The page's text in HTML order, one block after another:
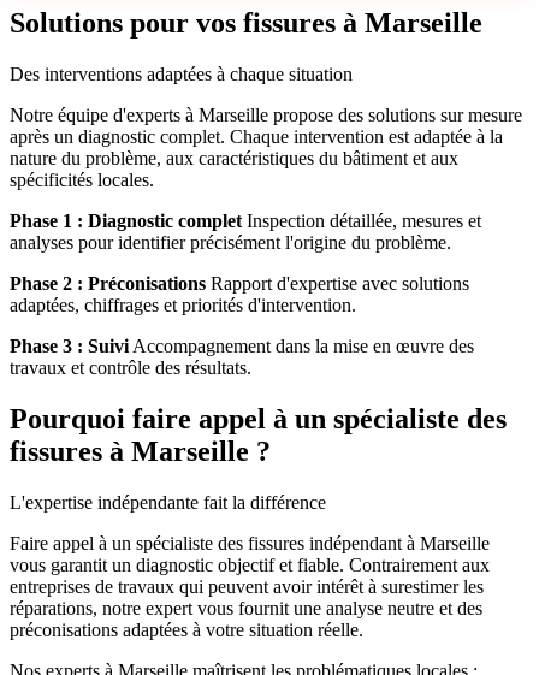
Solutions pour vos fissures à Marseille
Des interventions adaptées à chaque situation
Notre équipe d'experts à Marseille propose des solutions sur mesure
après un diagnostic complet. Chaque intervention est adaptée à la
nature du problème, aux caractéristiques du bâtiment et aux
spécificités locales.
Phase 1 : Diagnostic complet Inspection détaillée, mesures et
analyses pour identifier précisément l'origine du problème.
Phase 2 : Préconisations Rapport d'expertise avec solutions
adaptées, chiffrages et priorités d'intervention.
Phase 3 : Suivi Accompagnement dans la mise en œuvre des
travaux et contrôle des résultats.
Pourquoi faire appel à un spécialiste des
fissures à Marseille ?
L'expertise indépendante fait la différence
Faire appel à un spécialiste des fissures indépendant à Marseille
vous garantit un diagnostic objectif et fiable. Contrairement aux
entreprises de travaux qui peuvent avoir intérêt à surestimer les
réparations, notre expert vous fournit une analyse neutre et des
préconisations adaptées à votre situation réelle.
Nos experts à Marseille maîtrisent les problématiques locales :